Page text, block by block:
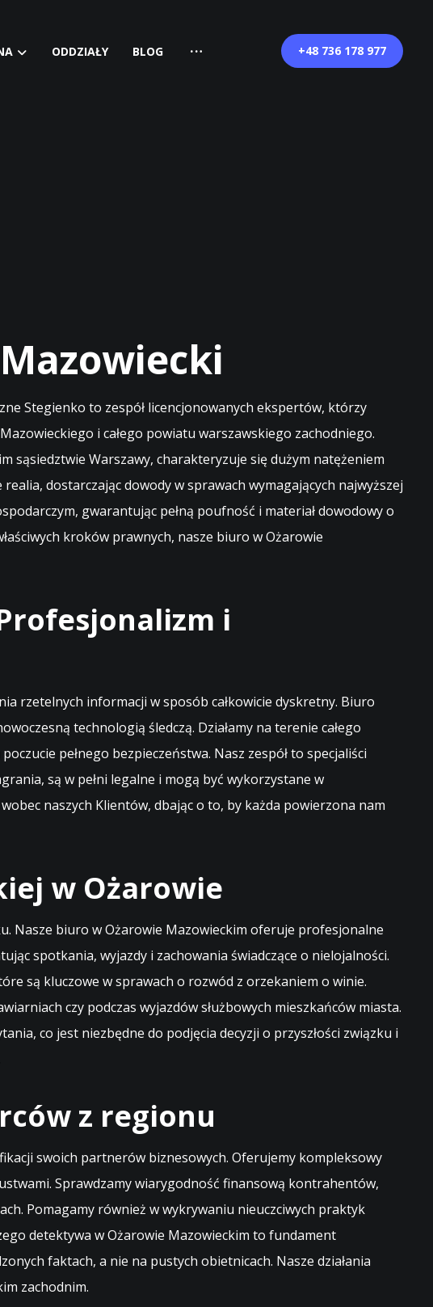
ODDZIAŁY BLOG +48 736 178 977
Stegienko to zespół licencjonowanych ekspertów, którzy
i całego powiatu warszawskiego zachodniego.
sąsiedztwie Warszawy, charakteryzuje się dużym natężeniem
dostarczając dowody w sprawach wymagających najwyższej
gwarantując pełną poufność i materiał dowodowy o
kroków prawnych, nasze biuro w Ożarowie
i
rzetelnych informacji w sposób całkowicie dyskretny. Biuro
technologią śledczą. Działamy na terenie całego
pełnego bezpieczeństwa. Nasz zespół to specjaliści
są w pełni legalne i mogą być wykorzystane w
naszych Klientów, dbając o to, by każda powierzona nam
w Ożarowie
Nasze biuro w Ożarowie Mazowieckim oferuje profesjonalne
spotkania, wyjazdy i zachowania świadczące o nielojalności.
są kluczowe w sprawach o rozwód z orzekaniem o winie.
czy podczas wyjazdów służbowych mieszkańców miasta.
co jest niezbędne do podjęcia decyzji o przyszłości związku i
z regionu
swoich partnerów biznesowych. Oferujemy kompleksowy
Sprawdzamy wiarygodność finansową kontrahentów,
Pomagamy również w wykrywaniu nieuczciwych praktyk
detektywa w Ożarowie Mazowieckim to fundament
faktach, a nie na pustych obietnicach. Nasze działania
zachodnim.